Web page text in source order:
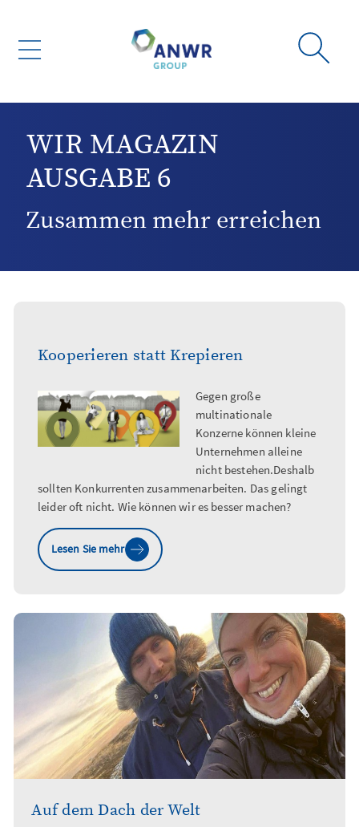
WIR MAGAZIN
AUSGABE 6
Zusammen mehr erreichen
Kooperieren statt Krepieren
Gegen große
multinationale
Konzerne können kleine
Unternehmen alleine
nicht bestehen.Deshalb
sollten Konkurrenten zusammenarbeiten. Das gelingt
leider oft nicht. Wie können wir es besser machen?
Lesen Sie mehr
Auf dem Dach der Welt